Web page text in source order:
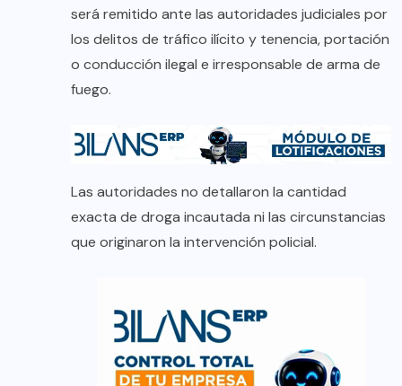
será remitido ante las autoridades judiciales por
los delitos de tráfico ilícito y tenencia, portación
o conducción ilegal e irresponsable de arma de
fuego.
Las autoridades no detallaron la cantidad
exacta de droga incautada ni las circunstancias
que originaron la intervención policial.